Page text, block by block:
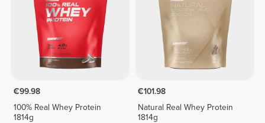
€99.98
100% Real Whey Protein
1814g
€101.98
Natural Real Whey Protein
1814g